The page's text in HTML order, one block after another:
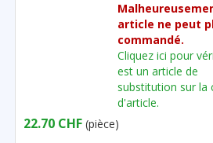
article ne peut
commandé.
Cliquez ici pour
est un article de
substitution sur la
d'article.
22.70 CHF (pièce)